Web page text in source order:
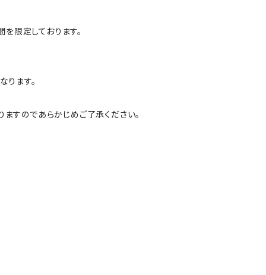
限定しております。
ります。
すのであらかじめご了承ください。